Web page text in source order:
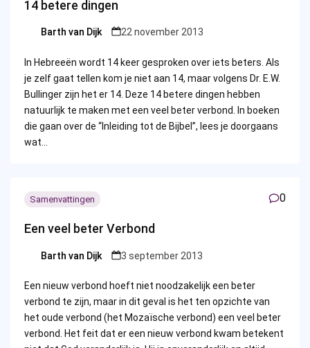
14 betere dingen
Posted
Barth van Dijk 22 november 2013
In Hebreeën wordt 14 keer gesproken over iets beters. Als
je zelf gaat tellen kom je niet aan 14, maar volgens Dr. E.W.
Bullinger zijn het er 14. Deze 14 betere dingen hebben
natuurlijk te maken met een veel beter verbond. In boeken
die gaan over de “Inleiding tot de Bijbel”, lees je doorgaans
wat…
Samenvattingen 0
Een veel beter Verbond
Posted
Barth van Dijk 3 september 2013
Een nieuw verbond hoeft niet noodzakelijk een beter
verbond te zijn, maar in dit geval is het ten opzichte van
het oude verbond (het Mozaïsche verbond) een veel beter
verbond. Het feit dat er een nieuw verbond kwam betekent